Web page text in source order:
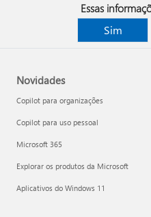
Essas
Sim
Novidades
Copilot para organizações
Copilot para uso pessoal
Microsoft 365
Explorar os produtos da Microsoft
Aplicativos do Windows 11